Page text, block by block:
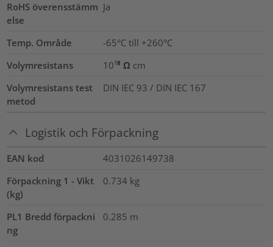
RoHS överensstämm
else
Ja
Temp. Område
-65°C till +260°C
Volymresistans
10¹⁸ Ω cm
Volymresistans test
metod
DIN IEC 93 / DIN IEC 167
Logistik och Förpackning
EAN kod
4031026149738
Förpackning 1 - Vikt
(kg)
0.734 kg
PL1 Bredd förpackni
ng
0.285 m